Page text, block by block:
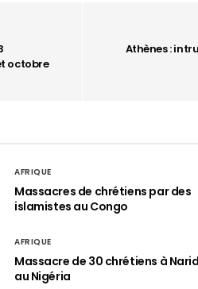
octobre
Athènes :
AFRIQUE
Massacres de chrétiens par des
islamistes au Congo
AFRIQUE
Massacre de 30 chrétiens à
au Nigéria